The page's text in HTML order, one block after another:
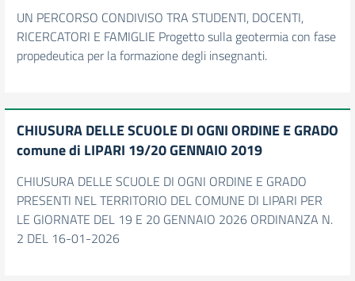
UN PERCORSO CONDIVISO TRA STUDENTI, DOCENTI,
RICERCATORI E FAMIGLIE Progetto sulla geotermia con fase
propedeutica per la formazione degli insegnanti.
CHIUSURA DELLE SCUOLE DI OGNI ORDINE E GRADO
comune di LIPARI 19/20 GENNAIO 2019
CHIUSURA DELLE SCUOLE DI OGNI ORDINE E GRADO
PRESENTI NEL TERRITORIO DEL COMUNE DI LIPARI PER
LE GIORNATE DEL 19 E 20 GENNAIO 2026 ORDINANZA N.
2 DEL 16-01-2026